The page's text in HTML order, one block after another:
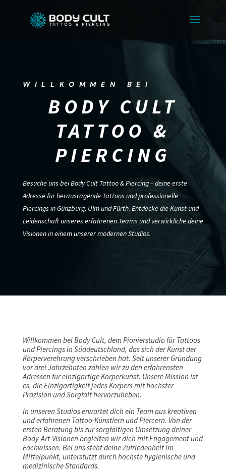
WILLKOMMEN BEI
BODY CULT
TATTOO &
PIERCING
Besuche uns bei Body Cult Tattoo & Piercing – deine erste
Adresse für herausragende Tattoos und professionelle
Piercings in Günzburg, Ulm und Fürth. Entdecke die Kunst und
Leidenschaft unseres erfahrenen Teams und verwirkliche deine
Visionen in einem unserer modernen Studios.
Willkommen bei Body Cult, dem Pionierstudio für Tattoos
und Piercings in Süddeutschland, das sich der Kunst der
Körperverehrung verschrieben hat. Seit unserer Gründung
vor drei Jahrzehnten zählen wir zu den erfahrensten
Adressen für einzigartige Körperkunst. Unsere Mission ist
es, die Einzigartigkeit jedes Körpers mit höchster
Präzision und Sorgfalt hervorzuheben.
In unseren Studios erwartet dich ein Team aus kreativen
und erfahrenen Tattoo-Künstlern und Piercern. Von der
ersten Beratung bis zur sorgfältigen Umsetzung deiner
Body-Art-Visionen begleiten wir dich mit Engagement und
Fachwissen. Bei uns steht deine Zufriedenheit im
Mittelpunkt, unterstützt durch höchste hygienische und
medizinische Standards.